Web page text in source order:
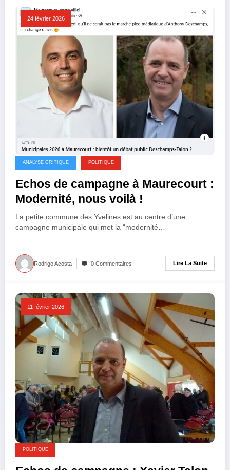
24 février 2026
ANALYSE CRITIQUE POLITIQUE
Echos de campagne à Maurecourt :
Modernité, nous voilà !
La petite commune des Yvelines est au centre d’une
campagne municipale qui met la “modernité…
Rodrigo Acosta 0 Commentaires Lire La Suite
11 février 2026
POLITIQUE